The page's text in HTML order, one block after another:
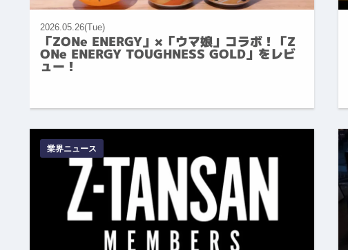
2026.05.26(Tue)
「ZONe ENERGY」×「ウマ娘」コラボ！「Z
ONe ENERGY TOUGHNESS GOLD」をレビ
ュー！
業界ニュース